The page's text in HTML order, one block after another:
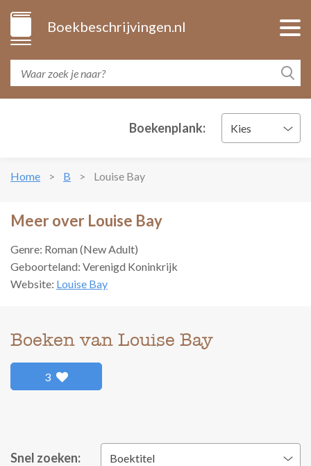
Boekbeschrijvingen.nl
Boekenplank: Kies
Home B Louise Bay
Meer over Louise Bay
Genre: Roman (New Adult)
Geboorteland: Verenigd Koninkrijk
Website: Louise Bay
Boeken van Louise Bay
3
Snel zoeken: Boektitel